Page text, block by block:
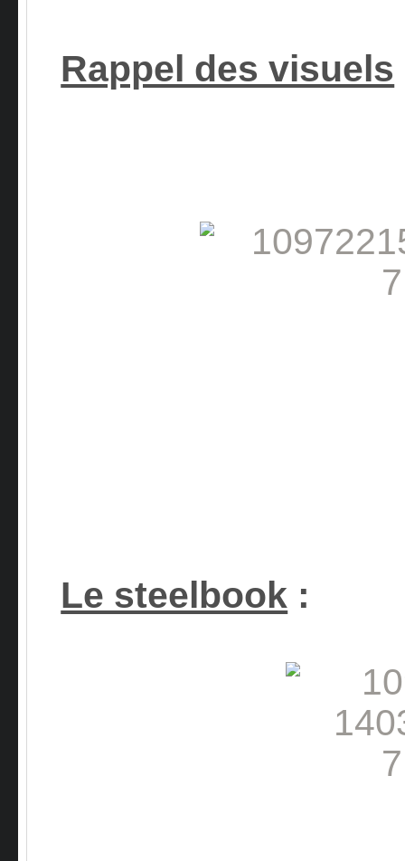
Rappel des visuels
Le steelbook :